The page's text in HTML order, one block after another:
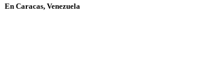
En Caracas, Venezuela